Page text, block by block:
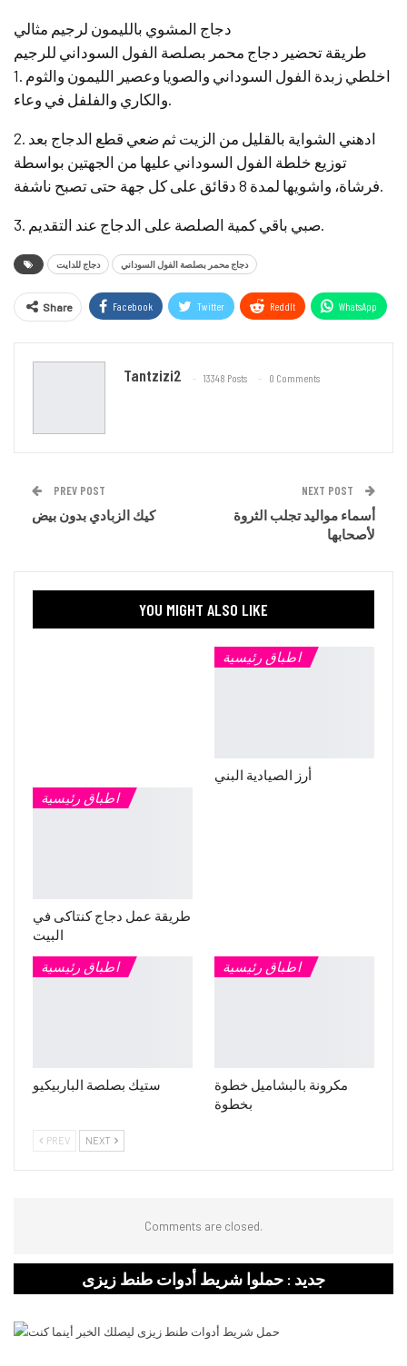
دجاج المشوي بالليمون لرجيم مثالي
طريقة تحضير دجاج محمر بصلصة الفول السوداني للرجيم
1. اخلطي زبدة الفول السوداني والصويا وعصير الليمون والثوم
والكاري والفلفل في وعاء.
2. ادهني الشواية بالقليل من الزيت ثم ضعي قطع الدجاج بعد
توزيع خلطة الفول السوداني عليها من الجهتين بواسطة
فرشاة، واشويها لمدة 8 دقائق على كل جهة حتى تصبح ناشفة.
3. صبي باقي كمية الصلصة على الدجاج عند التقديم.
دجاج للدايت دجاج محمر بصلصة الفول السوداني
Share Facebook Twitter ReddIt WhatsApp
Tantzizi2 13348 Posts 0 Comments
PREV POST
كيك الزبادي بدون بيض
NEXT POST
أسماء مواليد تجلب الثروة
لأصحابها
YOU MIGHT ALSO LIKE
اطباق رئيسية
طريقة عمل دجاج كنتاكى في
البيت
اطباق رئيسية
أرز الصيادية البني
اطباق رئيسية
ستيك بصلصة الباربيكيو
اطباق رئيسية
مكرونة بالبشاميل خطوة
بخطوة
PREV NEXT
Comments are closed.
جديد : حملوا شريط أدوات طنط زيزى